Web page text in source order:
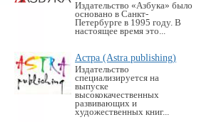
Издательство «Азбука» было
основано в Санкт-
Петербурге в 1995 году. В
настоящее время это...
Астра (Astra publishing)
Издательство
специализируется на
выпуске
высококачественных
развивающих и
художественных книг...